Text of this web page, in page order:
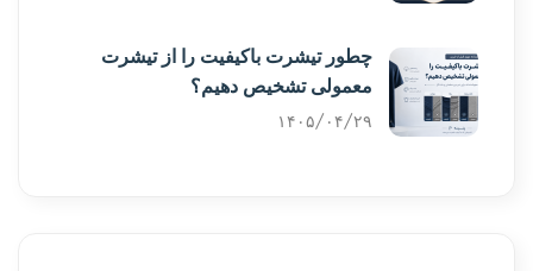
چطور تیشرت باکیفیت را از تیشرت
معمولی تشخیص دهیم؟
۱۴۰۵/۰۴/۲۹